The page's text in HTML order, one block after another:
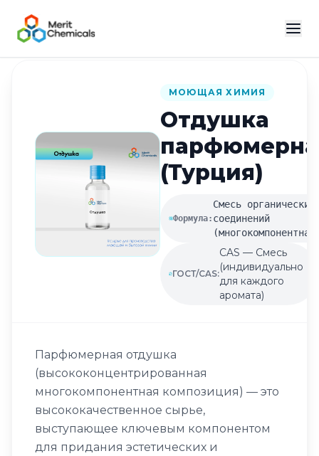
Назад в каталог
МОЮЩАЯ ХИМИЯ
Отдушка
(Турция)
Формула:
Смесь органических
соединений
ГОСТ/CAS:
CAS — Смесь
(индивидуально
для каждого
аромата)
Парфюмерная отдушка
(высококонцентрированная
многокомпонентная композиция) — это
высококачественное сырье,
выступающее ключевым компонентом
для придания эстетических и